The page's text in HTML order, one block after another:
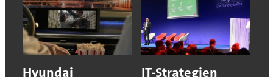
Hyundai
IT-Strategien